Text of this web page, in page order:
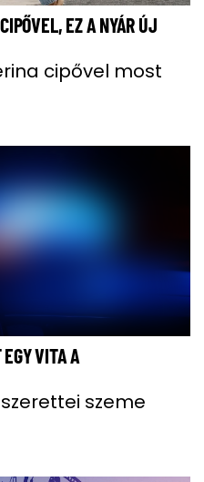
EZ A NYÁR ÚJ
cipővel most
EGY VITA A
szeme